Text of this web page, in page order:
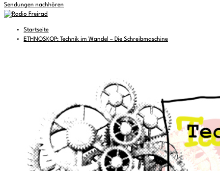
Sendungen nachhören
Startseite
ETHNOSKOP: Technik im Wandel – Die Schreibmaschine